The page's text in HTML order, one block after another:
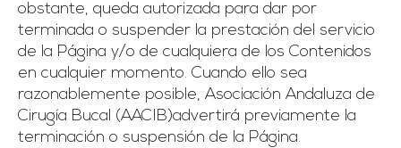
obstante, queda autorizada para dar por
terminada o suspender la prestación del servicio
de la Página y/o de cualquiera de los Contenidos
en cualquier momento. Cuando ello sea
razonablemente posible, Asociación Andaluza de
Cirugía Bucal (AACIB)advertirá previamente la
terminación o suspensión de la Página.